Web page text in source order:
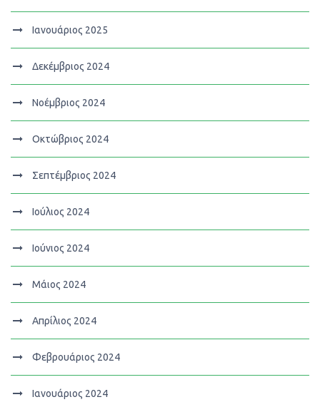
Ιανουάριος 2025
Δεκέμβριος 2024
Νοέμβριος 2024
Οκτώβριος 2024
Σεπτέμβριος 2024
Ιούλιος 2024
Ιούνιος 2024
Μάιος 2024
Απρίλιος 2024
Φεβρουάριος 2024
Ιανουάριος 2024